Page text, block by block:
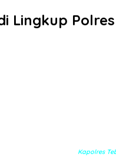
Lingkup
Kapolres